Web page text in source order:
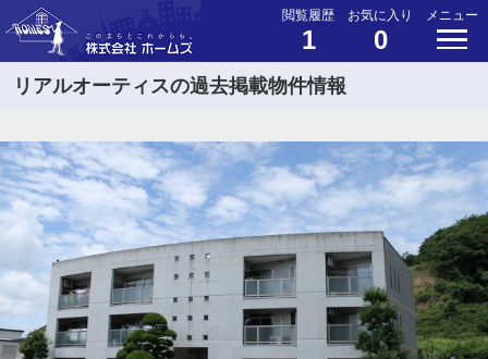
閲覧履歴
1
お気に入り
0
メニュー
リアルオーティスの過去掲載物件情報